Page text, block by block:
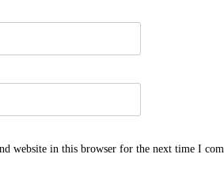
website in this browser for the next time I